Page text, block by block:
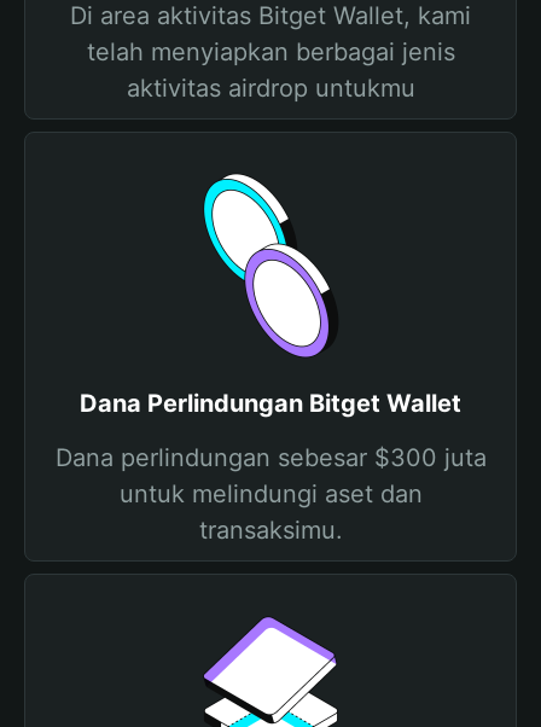
Di area aktivitas Bitget Wallet, kami
telah menyiapkan berbagai jenis
aktivitas airdrop untukmu
Dana Perlindungan Bitget Wallet
Dana perlindungan sebesar $300 juta
untuk melindungi aset dan
transaksimu.